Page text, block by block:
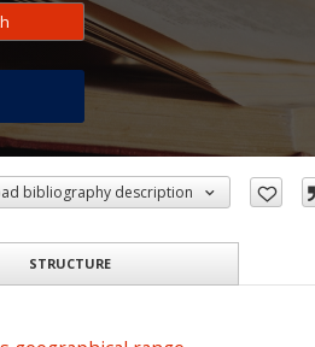
bibliography description
STRUCTURE